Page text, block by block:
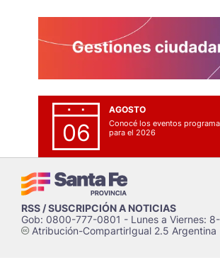
06
AGOSTO
Conocé los eventos
para el 2026
RSS / SUSCRIPCIÓN A NOTICIAS
Gob: 0800-777-0801 - Lunes a Viernes:
cAtribución-CompartirIgual 2.5 Argentina